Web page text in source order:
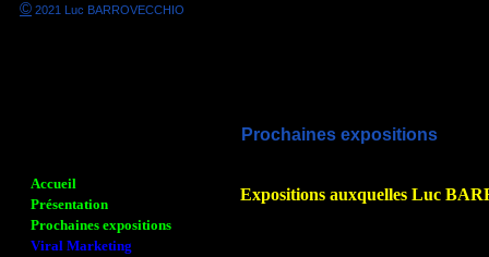
Accueil
Présentation
Prochaines expositions
Viral Marketing
Prochaines expositions
Expositions auxquelles Luc
© 2021 Luc BARROVECCHIO